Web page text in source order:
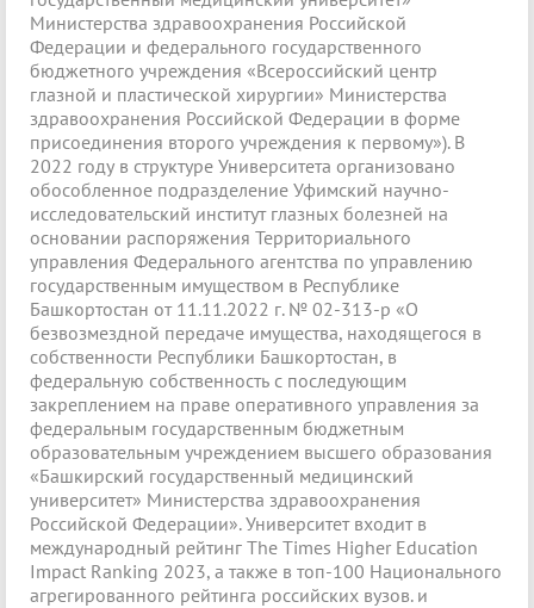
Министерства здравоохранения Российской
Федерации и федерального государственного
бюджетного учреждения «Всероссийский центр
глазной и пластической хирургии» Министерства
здравоохранения Российской Федерации в форме
присоединения второго учреждения к первому»). В
2022 году в структуре Университета организовано
обособленное подразделение Уфимский научно-
исследовательский институт глазных болезней на
основании распоряжения Территориального
управления Федерального агентства по управлению
государственным имуществом в Республике
Башкортостан от 11.11.2022 г. № 02-313-р «О
безвозмездной передаче имущества, находящегося в
собственности Республики Башкортостан, в
федеральную собственность с последующим
закреплением на праве оперативного управления за
федеральным государственным бюджетным
образовательным учреждением высшего образования
«Башкирский государственный медицинский
университет» Министерства здравоохранения
Российской Федерации». Университет входит в
международный рейтинг The Times Higher Education
Impact Ranking 2023, а также в топ-100 Национального
агрегированного рейтинга российских вузов. и